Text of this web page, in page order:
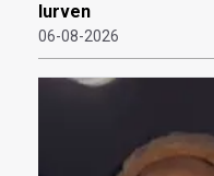
lurven
06-08-2026